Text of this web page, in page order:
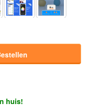
huis!